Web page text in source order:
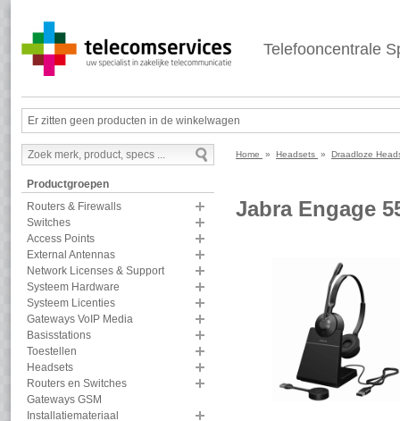
Telefooncentrale
Er zitten geen producten in de winkelwagen
Productgroepen
Routers & Firewalls
Switches
Access Points
External Antennas
Network Licenses & Support
Systeem Hardware
Systeem Licenties
Gateways VoIP Media
Basisstations
Toestellen
Headsets
Routers en Switches
Gateways GSM
Installatiemateriaal
Home » Headsets » Draadloze
Jabra Engage